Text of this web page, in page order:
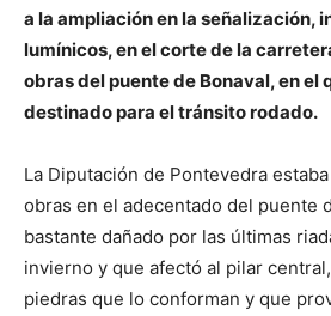
a la ampliación en la señalización,
lumínicos, en el corte de la
obras del puente de Bonaval, en el
destinado para el tránsito rodado.
La Diputación de Pontevedra
obras en el adecentado del puente
bastante dañado por las últimas
invierno y que afectó al pilar
piedras que lo conforman y que